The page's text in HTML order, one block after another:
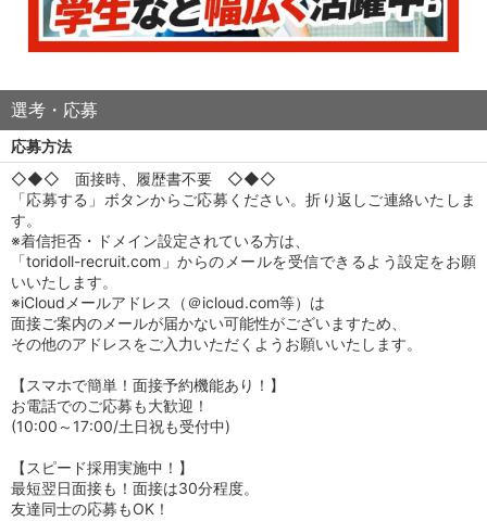
選考・応募
応募方法
◇◆◇ 面接時、履歴書不要 ◇◆◇
「応募する」ボタンからご応募ください。折り返しご連絡いたしま
す。
※着信拒否・ドメイン設定されている方は、
「toridoll-recruit.com」からのメールを受信できるよう設定をお願
いいたします。
※iCloudメールアドレス（＠icloud.com等）は
面接ご案内のメールが届かない可能性がございますため、
その他のアドレスをご入力いただくようお願いいたします。
【スマホで簡単！面接予約機能あり！】
お電話でのご応募も大歓迎！
(10:00～17:00/土日祝も受付中)
【スピード採用実施中！】
最短翌日面接も！面接は30分程度。
友達同士の応募もOK！